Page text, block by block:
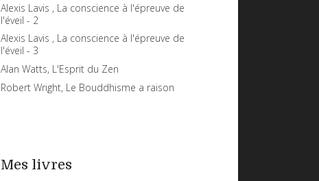
Alexis Lavis , La conscience à l'épreuve de
l'éveil - 2
Alexis Lavis , La conscience à l'épreuve de
l'éveil - 3
Alan Watts, L'Esprit du Zen
Robert Wright, Le Bouddhisme a raison
Mes livres